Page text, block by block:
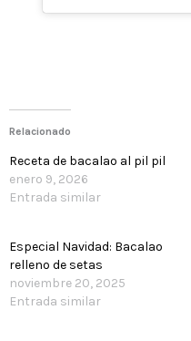
Relacionado
Receta de bacalao al pil pil
enero 9, 2026
Entrada similar
Especial Navidad: Bacalao
relleno de setas
noviembre 20, 2025
Entrada similar